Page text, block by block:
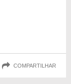
COMPARTILHAR